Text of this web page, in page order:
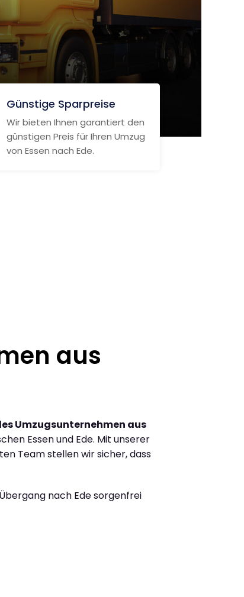
Günstige Sparpreise
Wir bieten Ihnen garantiert den
günstigen Preis für Ihren Umzug
von Essen nach Ede.
aus
Umzugsunternehmen aus
Essen und Ede. Mit unserer
Team stellen wir sicher, dass
nach Ede sorgenfrei